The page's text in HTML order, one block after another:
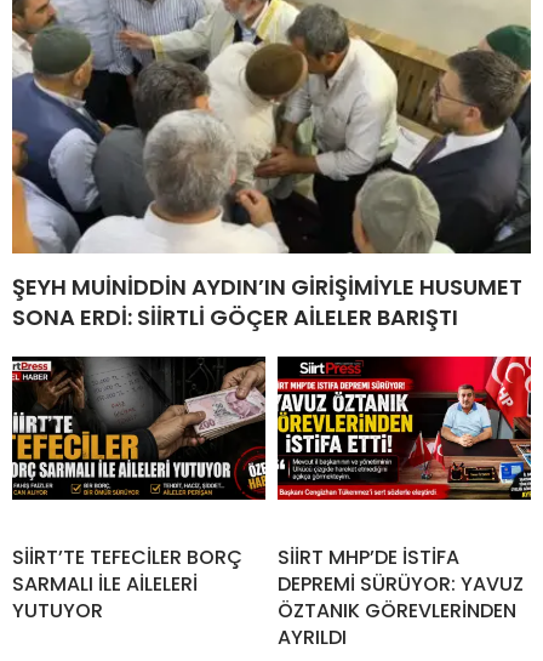
ŞEYH MUİNİDDİN AYDIN’IN GİRİŞİMİYLE HUSUMET
SONA ERDİ: SİİRTLİ GÖÇER AİLELER BARIŞTI
SİİRT’TE TEFECİLER BORÇ
SARMALI İLE AİLELERİ
YUTUYOR
SİİRT MHP’DE İSTİFA
DEPREMİ SÜRÜYOR: YAVUZ
ÖZTANIK GÖREVLERİNDEN
AYRILDI